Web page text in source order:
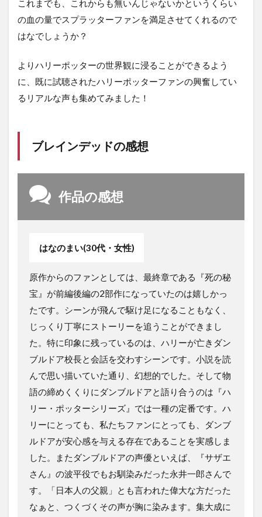
これまでも、これからも無いんじゃないかというくらい
の血の量でスプラッターファンを満足させてくれるので
はなでしょうか？
よりハリーポッターの世界観に浸ることができるよう
に、既に試聴されたハリーポッターファンの興奮してい
るリアルな声も集めてみました！
ブレインデッドの感想
作品の感想
はなのまい(30代・女性)
原作からのファンとしては、最終章である『死の秘
宝』が前編後編の2部作になっていたのは嬉しかっ
たです。シーンが飛んで駆け足になることもなく、
じっくり丁寧にストーリーを追うことができまし
た。特に印象に残っているのは、ハリーが亡きダン
ブルドア校長と会話を交わすシーンです。小説を読
んで思い描いていた通り、幻想的でした。そして物
語の締めくくりにダンブルドアと語り合うのは『ハ
リー・ポッターシリーズ』では一種の定番です。ハ
リーにとっても、私たちファンにとっても、ダンブ
ルドアが安心感を与える存在であることを実感しま
した。またダンブルドアの声優といえば、『サザエ
さん』の波平役でもお馴染みだった永井一郎さんで
す。「日本人の父親」とも言われた偉大な方だった
なぁと、つくづくその声が胸に染みます。集大成に